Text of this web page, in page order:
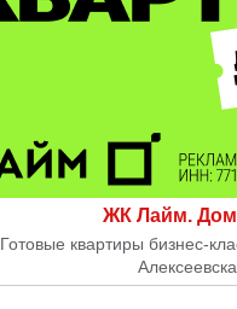
ЖК Лайм. Дом
Готовые квартиры бизнес-